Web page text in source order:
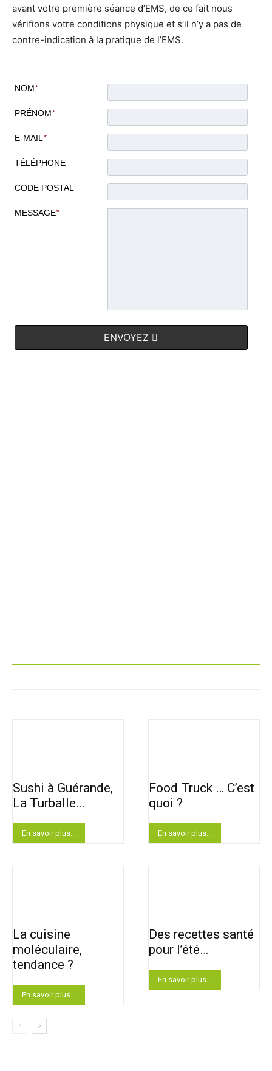
avant votre première séance d’EMS, de ce fait nous
vérifions votre conditions physique et s’il n’y a pas de
contre-indication à la pratique de l’EMS.
NOM*
PRÉNOM*
E-MAIL *
TÉLÉPHONE
CODE POSTAL
MESSAGE*
ENVOYEZ
Sushi à Guérande,
La Turballe…
En savoir plus...
Food Truck … C’est
quoi ?
En savoir plus...
La cuisine
moléculaire,
tendance ?
En savoir plus...
Des recettes santé
pour l’été…
En savoir plus...